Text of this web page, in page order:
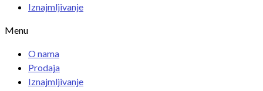
Iznajmljivanje
Menu
O nama
Prodaja
Iznajmljivanje